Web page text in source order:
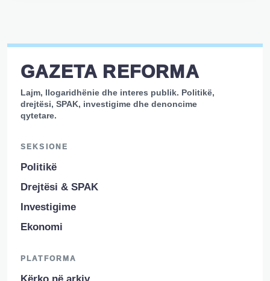
GAZETA REFORMA
Lajm, llogaridhënie dhe interes publik. Politikë,
drejtësi, SPAK, investigime dhe denoncime
qytetare.
SEKSIONE
Politikë
Drejtësi & SPAK
Investigime
Ekonomi
PLATFORMA